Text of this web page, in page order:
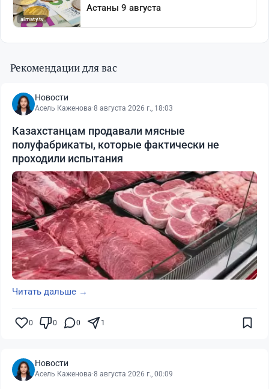
Рекомендации для вас
Новости
Асель Каженова·8 августа 2026 г., 18:03
Казахстанцам продавали мясные
полуфабрикаты, которые фактически не
проходили испытания
Читать дальше →
0 0 0 1
Новости
Асель Каженова·8 августа 2026 г., 00:09